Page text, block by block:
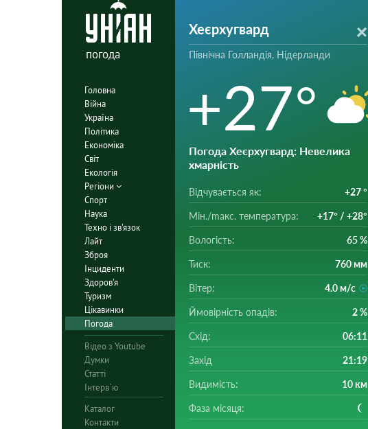
погода
Головна
Війна
Україна
Політика
Економіка
Світ
Екологія
Регіони
Спорт
Наука
Техно і зв'язок
Лайт
Зброя
Інциденти
Здоров'я
Туризм
Цікавинки
Погода
Відео з Youtube
Думки
Статті
Інтерв`ю
Каталог
Контакти
Xeєpхугвapд
Північна Голландія, Нідерланди
+27°
Погода Xeєpхугвapд: Невелика
хмарність
Відчувається як: +27 °
Мін./mакс. температура: +17° / +28°
Вологість: 65 %
Тиск: 760 мм
Вітер: 4.0 м/с
Ймовірність опадів: 2 %
Схід: 06:11
Захід 21:19
Видимість: 10 км
Фаза місяця: